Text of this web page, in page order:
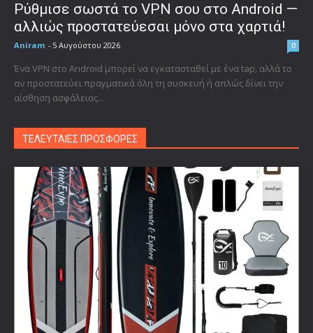
Ρύθμισε σωστά το VPN σου στο Android —
αλλιώς προστατεύεσαι μόνο στα χαρτιά!
Aniram - 5 Αυγούστου 2026 0
Ένα VPN στο Android μπορεί να εγκατασταθεί με ένα tap, αλλά το
αν προστατεύει πραγματικά όλη τη συσκευή ή απλώς δίνει την
αίσθηση ασφάλειας...
ΤΕΛΕΥΤΑΙΕΣ ΠΡΟΣΦΟΡΕΣ